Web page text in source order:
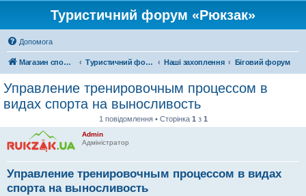
Туристичний форум «Рюкзак»
Допомога
Магазин спорядження Туристичний форум «Рюкзак» Наші захоплення Біговий форум
Управление тренировочным процессом в
видах спорта на выносливость
1 повідомлення • Сторінка 1 з 1
Admin
Адміністратор
Управление тренировочным процессом в видах
спорта на выносливость